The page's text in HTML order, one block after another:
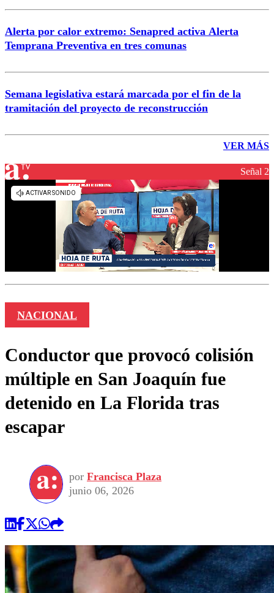
Alerta por calor extremo: Senapred activa Alerta
Temprana Preventiva en tres comunas
Semana legislativa estará marcada por el fin de la
tramitación del proyecto de reconstrucción
VER MÁS
Señal 2
NACIONAL
Conductor que provocó colisión
múltiple en San Joaquín fue
detenido en La Florida tras
escapar
por Francisca Plaza
junio 06, 2026